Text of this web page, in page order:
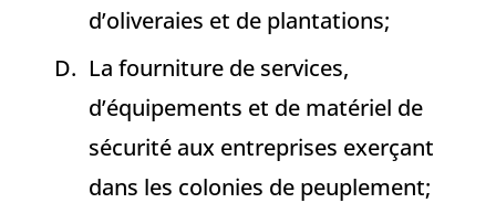
d’oliveraies et de plantations;
La fourniture de services,
d’équipements et de matériel de
sécurité aux entreprises exerçant
dans les colonies de peuplement;